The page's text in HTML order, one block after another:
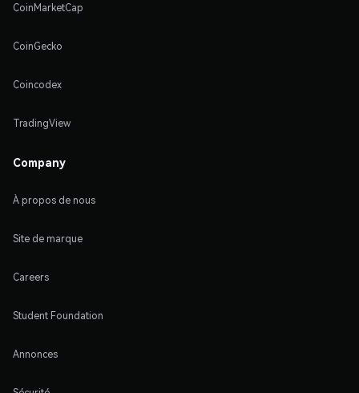
CoinMarketCap
CoinGecko
Coincodex
TradingView
Company
À propos de nous
Site de marque
Careers
Student Foundation
Annonces